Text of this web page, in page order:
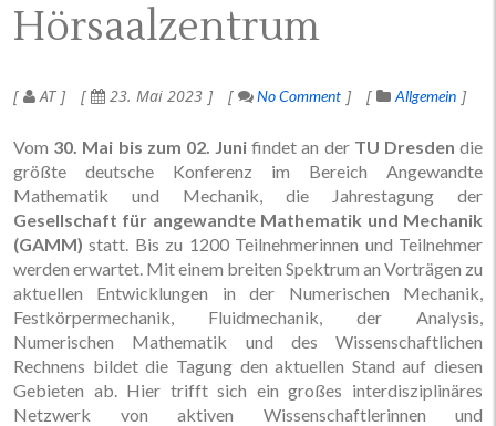
Hörsaalzentrum
AT 23. Mai 2023 No Comment Allgemein
Vom 30. Mai bis zum 02. Juni findet an der TU Dresden die
größte deutsche Konferenz im Bereich Angewandte
Mathematik und Mechanik, die Jahrestagung der
Gesellschaft für angewandte Mathematik und Mechanik
(GAMM) statt. Bis zu 1200 Teilnehmerinnen und Teilnehmer
werden erwartet. Mit einem breiten Spektrum an Vorträgen zu
aktuellen Entwicklungen in der Numerischen Mechanik,
Festkörpermechanik, Fluidmechanik, der Analysis,
Numerischen Mathematik und des Wissenschaftlichen
Rechnens bildet die Tagung den aktuellen Stand auf diesen
Gebieten ab. Hier trifft sich ein großes interdisziplinäres
Netzwerk von aktiven Wissenschaftlerinnen und